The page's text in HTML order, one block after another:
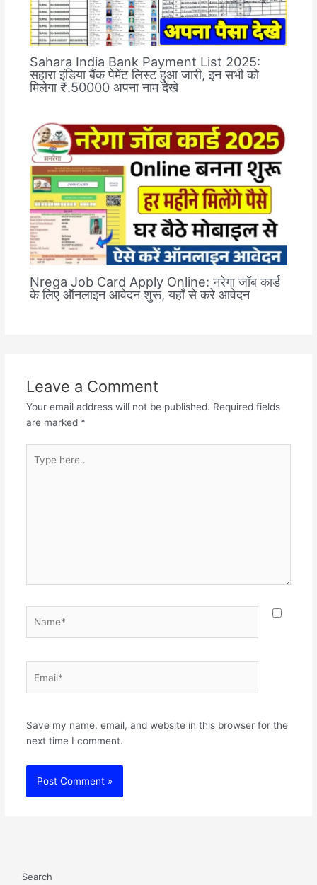
Sahara India Bank Payment List 2025:
सहारा इंडिया बैंक पेमेंट लिस्ट हुआ जारी, इन सभी को
मिलेगा ₹.50000 अपना नाम देखे
Nrega Job Card Apply Online: नरेगा जॉब कार्ड
के लिए ऑनलाइन आवेदन शुरू, यहाँ से करे आवेदन
Leave a Comment
Your email address will not be published. Required fields
are marked *
here..
Save my name, email, and website in this browser for the
next time I comment.
Search